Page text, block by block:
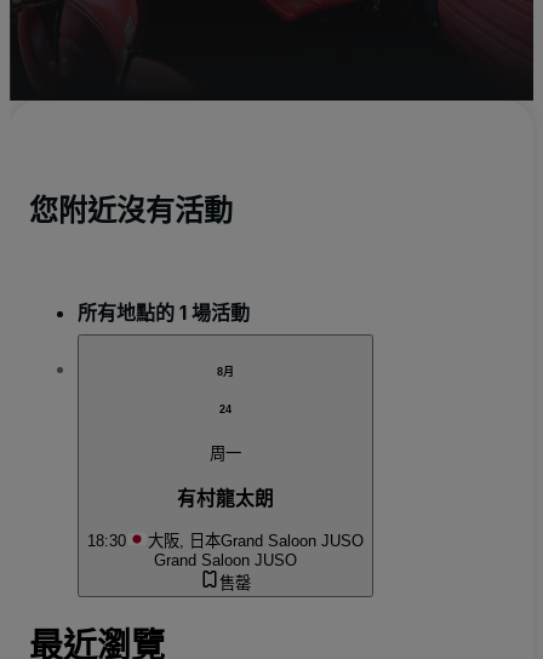
您附近沒有活動
所有地點的 1 場活動
8月
24
周一
有村龍太朗
18:30 大阪, 日本Grand Saloon JUSO
Grand Saloon JUSO
售罄
最近瀏覽